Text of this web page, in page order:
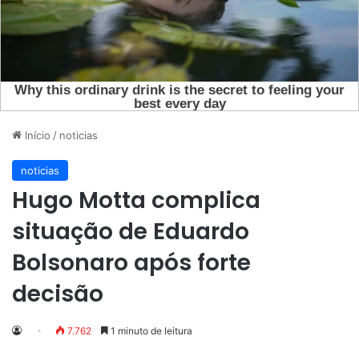
Início / noticias
noticias
Hugo Motta complica
situação de Eduardo
Bolsonaro após forte
decisão
7.762 1 minuto de leitura